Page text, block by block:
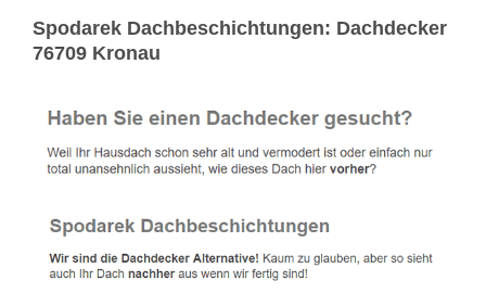
Spodarek Dachbeschichtungen: Dachdecker
76709 Kronau